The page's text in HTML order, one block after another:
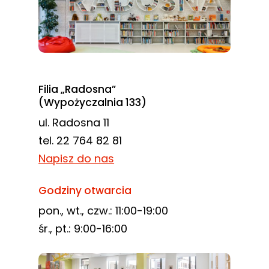
Filia „Radosna”
(Wypożyczalnia 133)
ul. Radosna 11
tel. 22 764 82 81
Napisz do nas
Godziny otwarcia
pon., wt., czw.: 11:00-19:00
śr., pt.: 9:00-16:00